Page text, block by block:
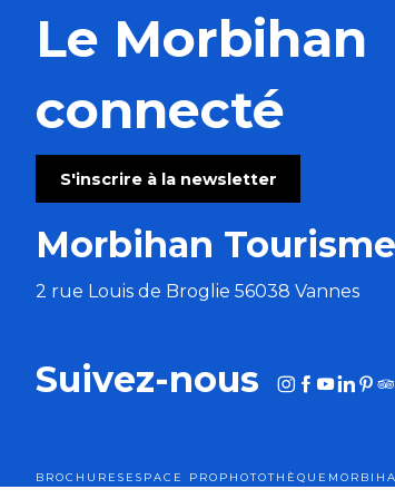
Le Morbihan
connecté
S'inscrire à la newsletter
Morbihan Tourisme
2 rue Louis de Broglie 56038 Vannes
Suivez-nous
BROCHURES ESPACE PRO PHOTOTHÈQUE